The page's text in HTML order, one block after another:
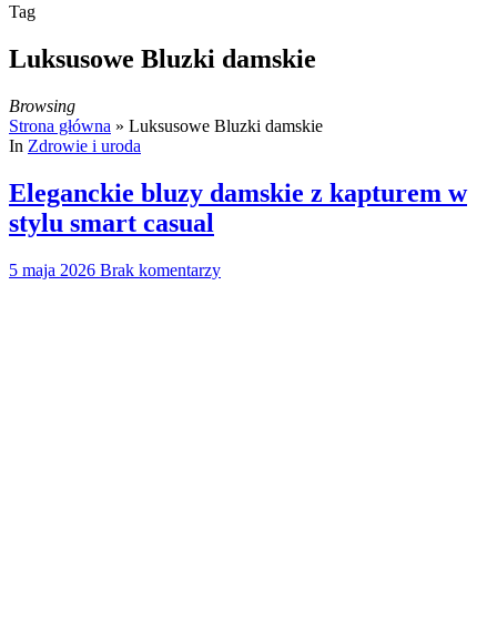
Tag
Luksusowe Bluzki damskie
Browsing
Strona główna » Luksusowe Bluzki damskie
In Zdrowie i uroda
Eleganckie bluzy damskie z kapturem w
stylu smart casual
5 maja 2026 Brak komentarzy